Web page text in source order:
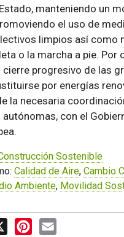
manteniendo un
el uso de
limpios así como
o la marcha a pie. Por
cierre progresivo de las
por energías
la necesaria
con el
Sostenible
Calidad de Aire, Cambio
Ambiente, Movilidad
X PinterestEmail